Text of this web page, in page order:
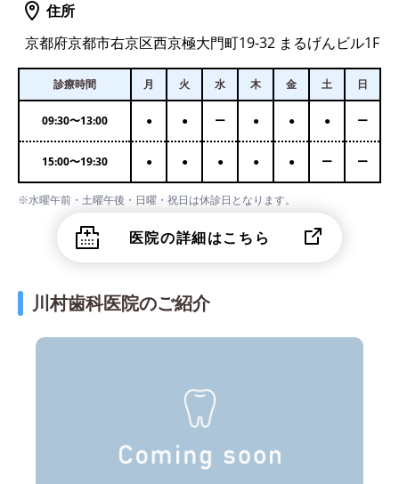
住所
京都府京都市右京区西京極大門町19-32 まるげんビル1F
診療時間 月 火 水 木 金 土 日
09:30〜13:00 ● ● ー ● ● ● ー
15:00〜19:30 ● ● ● ● ● ー ー
※水曜午前・土曜午後・日曜・祝日は休診日となります。
医院の詳細はこちら
川村歯科医院のご紹介